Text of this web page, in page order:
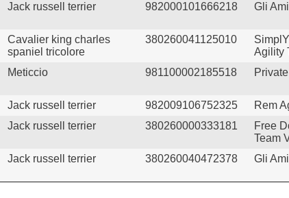
Jack russell terrier 982000101666218 Gli
Cavalier king charles
spaniel tricolore
380260041125010
Agility
Meticcio 981100002185518 Private
Jack russell terrier 982009106752325 Rem
Jack russell terrier 380260000333181
Free
Team
Jack russell terrier 380260040472378 Gli